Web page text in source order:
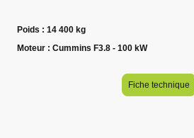
Poids : 14 400 kg
Moteur : Cummins F3.8 - 100 kW
Fiche technique